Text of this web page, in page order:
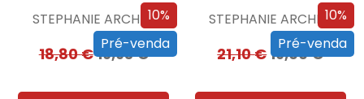
10%
Pré-venda
STEPHANIE ARCHER
18,80€16,93€
10%
Pré-venda
STEPHANIE ARCHER
21,10€19,00€